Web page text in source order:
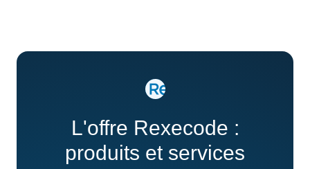
L'offre Rexecode :
produits et services